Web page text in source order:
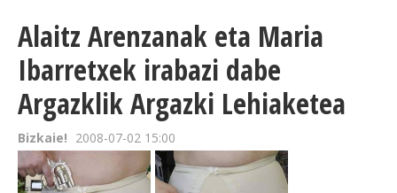
Alaitz Arenzanak eta Maria
Ibarretxek irabazi dabe
Argazklik Argazki Lehiaketea
Bizkaie! 2008-07-02 15:00